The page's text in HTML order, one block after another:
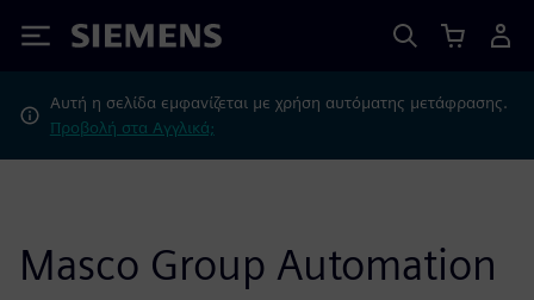
Siemens
Αυτή η σελίδα εμφανίζεται με χρήση αυτόματης μετάφρασης.
Προβολή στα Αγγλικά;
Masco Group Automation